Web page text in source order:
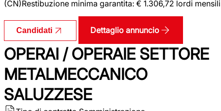
(CN)Restibuzione minima garantita: € 1.306,72 lordi mensili
Candidati Dettaglio annuncio
OPERAI / OPERAIE SETTORE
METALMECCANICO
SALUZZESE